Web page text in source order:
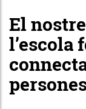
El
l’escola